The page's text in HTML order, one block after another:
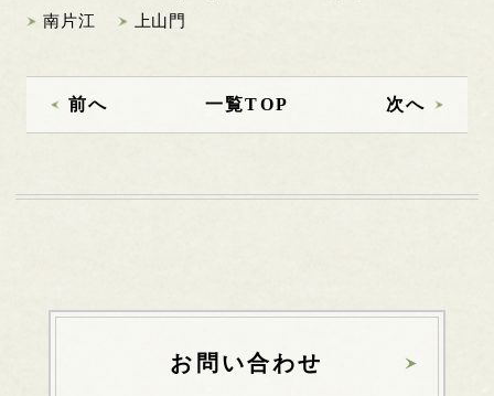
南片江
上山門
前へ 一覧TOP 次へ
お問い合わせ